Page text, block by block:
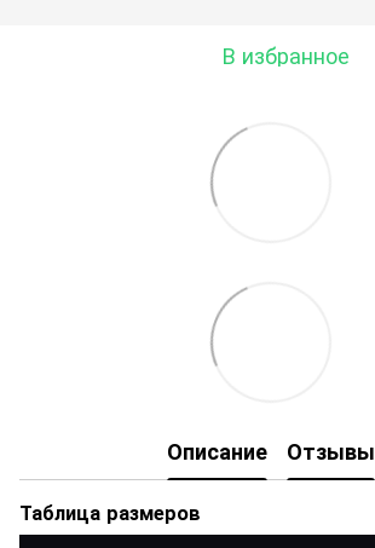
В избранное
Описание Отзывы
Таблица размеров